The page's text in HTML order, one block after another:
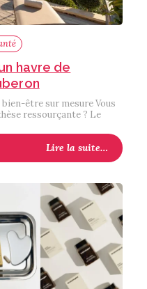
havre de
être sur mesure Vous
ressourçante ? Le
Lire la suite…